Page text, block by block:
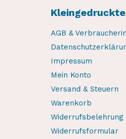
AGB &
Impressum
Mein Konto
Versand & Steuern
Warenkorb
Widerrufsbelehrung
Widerrufsformular